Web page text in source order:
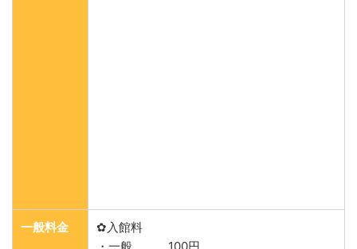
一般料金
✿入館料